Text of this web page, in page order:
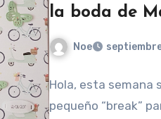
la boda de
Noe
Hola, esta semana
pequeño “break”